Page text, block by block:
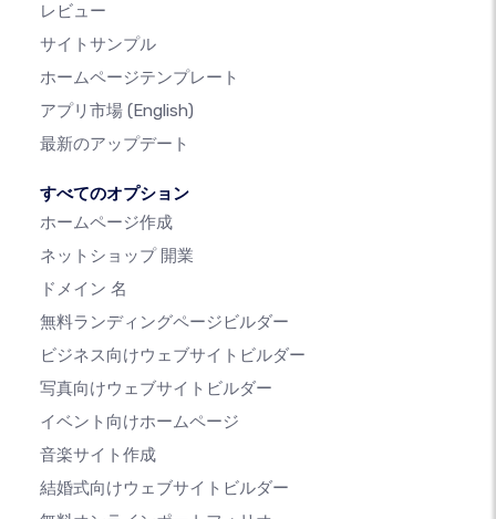
レビュー
サイトサンプル
ホームページテンプレート
アプリ市場 (English)
最新のアップデート
すべてのオプション
ホームページ作成
ネットショップ 開業
ドメイン 名
無料ランディングページビルダー
ビジネス向けウェブサイトビルダー
写真向けウェブサイトビルダー
イベント向けホームページ
音楽サイト作成
結婚式向けウェブサイトビルダー